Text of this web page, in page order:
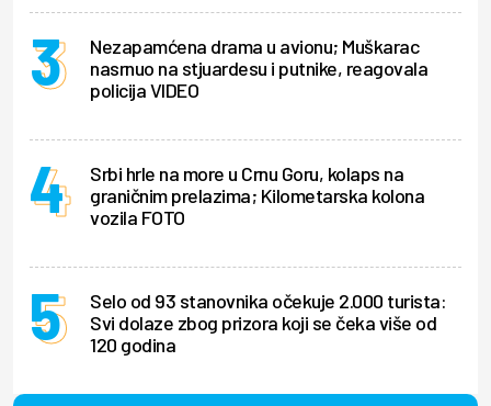
Nezapamćena drama u avionu; Muškarac
nasrnuo na stjuardesu i putnike, reagovala
policija VIDEO
Srbi hrle na more u Crnu Goru, kolaps na
graničnim prelazima; Kilometarska kolona
vozila FOTO
Selo od 93 stanovnika očekuje 2.000 turista:
Svi dolaze zbog prizora koji se čeka više od
120 godina